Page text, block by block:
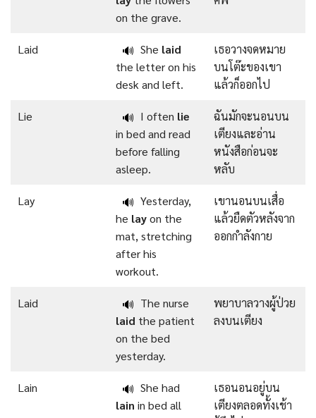
on the grave.
Laid 🔊 She laid
the letter on his
desk and left.
เธอวางจดหมาย
บนโต๊ะของเขา
แล้วก็ออกไป
Lie 🔊 I often lie
in bed and read
before falling
asleep.
ฉันมักจะนอนบน
เตียงและอ่าน
หนังสือก่อนจะ
หลับ
Lay 🔊 Yesterday,
he layon the
mat, stretching
after his
workout.
เขานอนบนเสื่อ
แล้วยืดตัวหลังจาก
ออกกำลังกาย
Laid 🔊 The nurse
laid the patient
on the bed
yesterday.
พยาบาลวางผู้ป่วย
ลงบนเตียง
Lain 🔊 She had
lain in bed all
เธอนอนอยู่บน
เตียงตลอดทั้งเช้า